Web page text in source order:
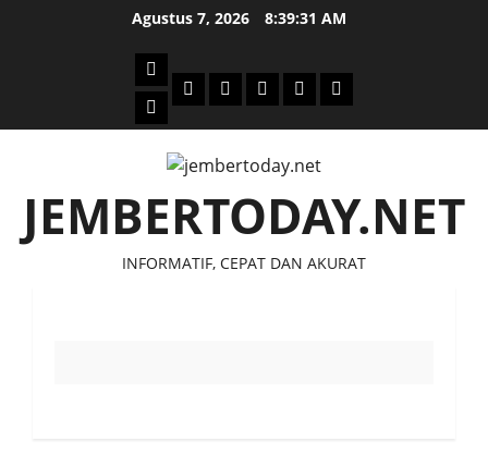
Agustus 7, 2026 8:39:32 AM
Beranda
News
PolitikOtomotifEkonomiSosialtentang
JEMBERTODAY.NET
INFORMATIF, CEPAT DAN AKURAT